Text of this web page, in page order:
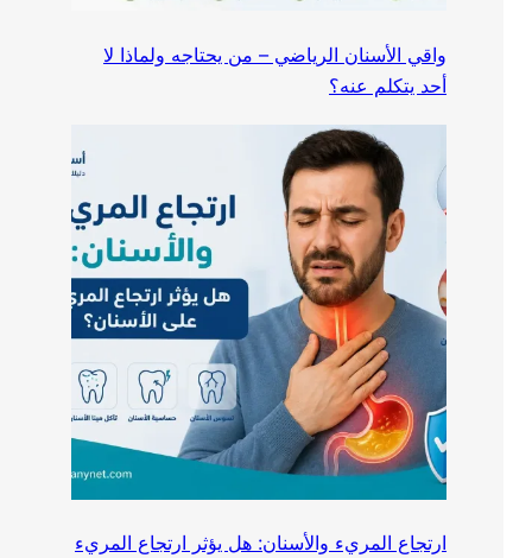
واقي الأسنان الرياضي – من يحتاجه ولماذا لا
أحد يتكلم عنه؟
ارتجاع المريء والأسنان: هل يؤثر ارتجاع المريء